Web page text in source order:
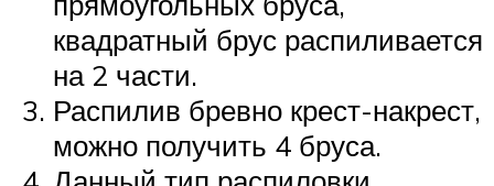
квадратный брус распиливается
на 2 части.
Распилив бревно крест-накрест,
можно получить 4 бруса.